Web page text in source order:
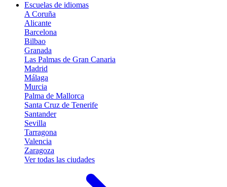
Escuelas de idiomas
A Coruña
Alicante
Barcelona
Bilbao
Granada
Las Palmas de Gran Canaria
Madrid
Málaga
Murcia
Palma de Mallorca
Santa Cruz de Tenerife
Santander
Sevilla
Tarragona
Valencia
Zaragoza
Ver todas las ciudades